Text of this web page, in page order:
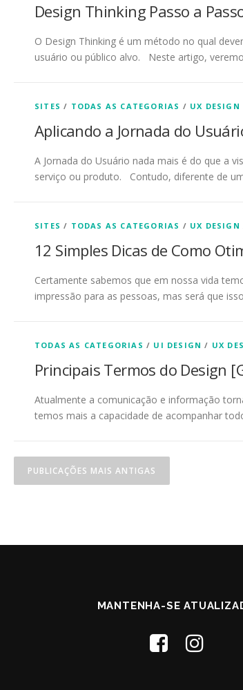
Design Thinking Passo a
O Design Thinking é um método no qual
usuário ou público alvo. Neste artigo,
SITES / TODAS AS CATEGORIAS / UX DESIGN
Aplicando a Jornada do
A Jornada do Usuário nada mais é do que a
serviço ou produto. Contudo, diferente de
SITES / TODAS AS CATEGORIAS / UX DESIGN
12 Simples Dicas de Como
Certamente sabemos que em nossa vida
impressão para as pessoas, mas será que
TODAS AS CATEGORIAS / UI DESIGN / UX
Principais Termos do Design
Atualmente a comunicação e informação
temos mais a capacidade de acompanhar
N
a PUBLICAÇÕES MAIS ANTIGAS
MANTENHA-SE